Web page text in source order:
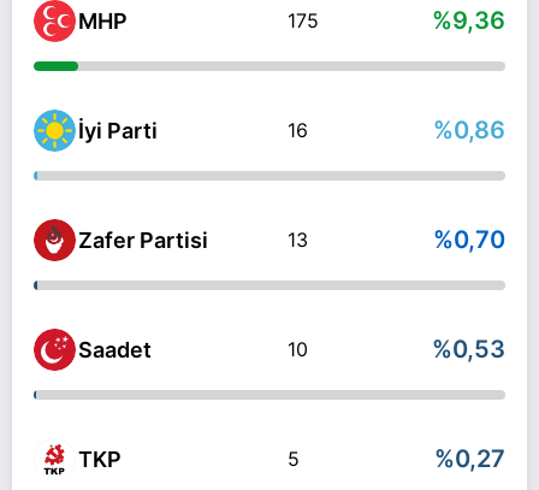
MHP 175 %9,36
İyi Parti 16 %0,86
Zafer Partisi 13 %0,70
Saadet 10 %0,53
TKP 5 %0,27